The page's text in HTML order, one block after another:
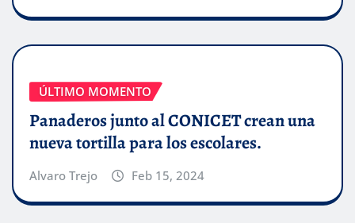
ÚLTIMO MOMENTO
Panaderos junto al CONICET crean una
nueva tortilla para los escolares.
Alvaro Trejo Feb 15, 2024